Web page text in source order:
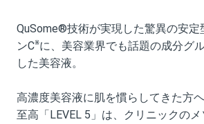
QuSome®技術が実現した驚異の安定
ンC※に、美容業界でも話題の成分グ
した美容液。
高濃度美容液に肌を慣らしてきた方
至高「LEVEL 5」は、クリニックの